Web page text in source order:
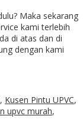
Maka sekarang
kami terlebih
di atas dan di
dengan kami
, Kusen Pintu UPVC,
upvc murah,